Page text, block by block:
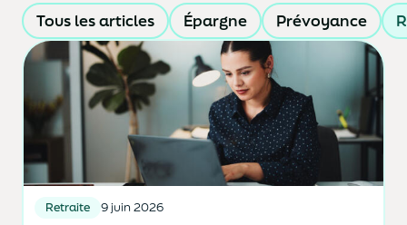
Tous les articles Épargne Prévoyance
Retraite 9 juin 2026